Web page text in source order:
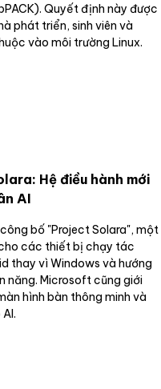
Quyết định này được
phát triển, sinh viên và
vào môi trường Linux.
Hệ điều hành mới
AI
bố "Project Solara", một
các thiết bị chạy tác
thay vì Windows và hướng
năng. Microsoft cũng giới
hình bàn thông minh và